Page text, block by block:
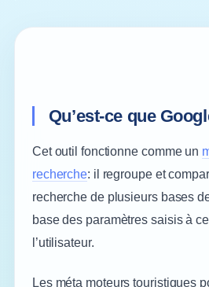
Qu’est-ce que
Cet outil fonctionne comme un
recherche: il regroupe et
recherche de plusieurs bases
base des paramètres saisis à
l’utilisateur.
Les méta moteurs touristiques